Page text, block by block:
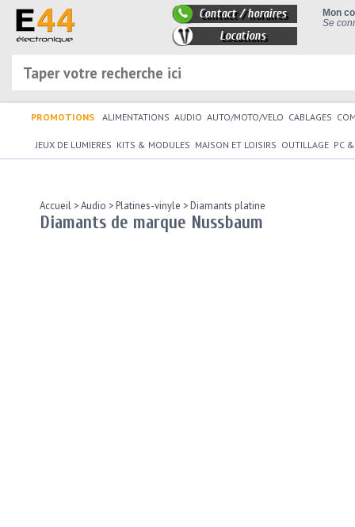
Mon
Se
Contact / horaires
Locations
PROMOTIONS ALIMENTATIONS AUDIO AUTO/MOTO/VELO CABLAGES
JEUX DE LUMIERES KITS & MODULES MAISON ET LOISIRS OUTILLAGE PC
Accueil >Audio >Platines-vinyle >Diamants platine
Diamants de marque Nussbaum